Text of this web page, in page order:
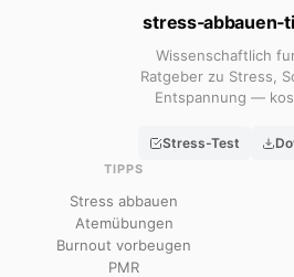
Wissenschaftlich
Ratgeber zu Stress,
Entspannung —
Stress-Test
TIPPS
Stress abbauen
Atemübungen
Burnout vorbeugen
PMR